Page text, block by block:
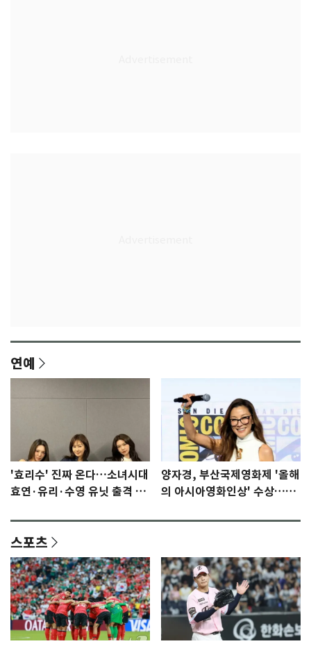
연예
'효리수' 진짜 온다…소녀시대
효연·유리·수영 유닛 출격 [N
양자경, 부산국제영화제 '올해
의 아시아영화인상' 수상…15
스포츠